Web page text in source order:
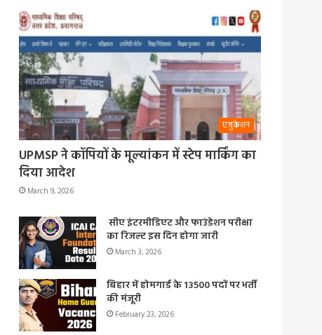
एजुकेशन
UPMSP ने कॉपियों के मूल्यांकन में स्टेप मार्किंग का
दिया आदेश
March 9, 2026
सीए इंटरमीडिएट और फाउंडेशन परीक्षा
का रिजल्ट इस दिन होगा जारी
March 3, 2026
बिहार में होमगार्ड के 13500 पदों पर भर्ती
की मंजूरी
February 23, 2026